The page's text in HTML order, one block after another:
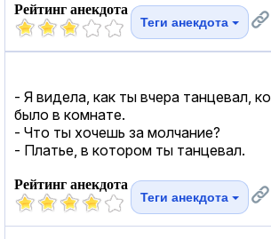
Рейтинг анекдота
Теги анекдота
- Я видела, как ты вчера танцевал,
было в комнате.
- Что ты хочешь за молчание?
- Платье, в котором ты танцевал.
Рейтинг анекдота
Теги анекдота